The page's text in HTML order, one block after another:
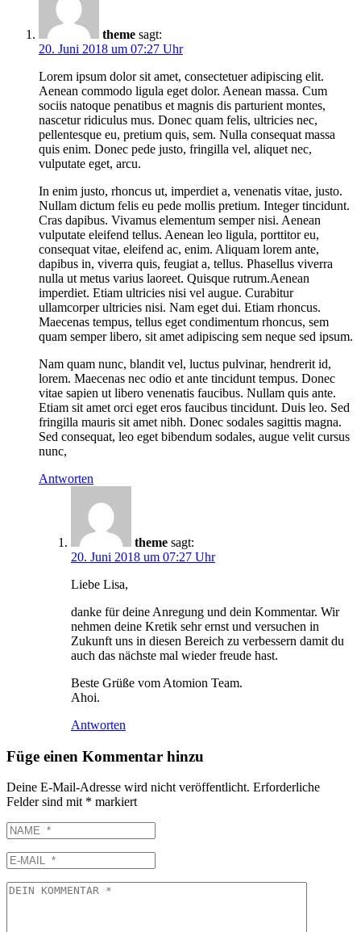
theme sagt:
20. Juni 2018 um 07:27 Uhr
Lorem ipsum dolor sit amet, consectetuer adipiscing elit.
Aenean commodo ligula eget dolor. Aenean massa. Cum
sociis natoque penatibus et magnis dis parturient montes,
nascetur ridiculus mus. Donec quam felis, ultricies nec,
pellentesque eu, pretium quis, sem. Nulla consequat massa
quis enim. Donec pede justo, fringilla vel, aliquet nec,
vulputate eget, arcu.
In enim justo, rhoncus ut, imperdiet a, venenatis vitae, justo.
Nullam dictum felis eu pede mollis pretium. Integer tincidunt.
Cras dapibus. Vivamus elementum semper nisi. Aenean
vulputate eleifend tellus. Aenean leo ligula, porttitor eu,
consequat vitae, eleifend ac, enim. Aliquam lorem ante,
dapibus in, viverra quis, feugiat a, tellus. Phasellus viverra
nulla ut metus varius laoreet. Quisque rutrum.Aenean
imperdiet. Etiam ultricies nisi vel augue. Curabitur
ullamcorper ultricies nisi. Nam eget dui. Etiam rhoncus.
Maecenas tempus, tellus eget condimentum rhoncus, sem
quam semper libero, sit amet adipiscing sem neque sed ipsum.
Nam quam nunc, blandit vel, luctus pulvinar, hendrerit id,
lorem. Maecenas nec odio et ante tincidunt tempus. Donec
vitae sapien ut libero venenatis faucibus. Nullam quis ante.
Etiam sit amet orci eget eros faucibus tincidunt. Duis leo. Sed
fringilla mauris sit amet nibh. Donec sodales sagittis magna.
Sed consequat, leo eget bibendum sodales, augue velit cursus
nunc,
Antworten
theme sagt:
20. Juni 2018 um 07:27 Uhr
Liebe Lisa,
danke für deine Anregung und dein Kommentar. Wir
nehmen deine Kretik sehr ernst und versuchen in
Zukunft uns in diesen Bereich zu verbessern damit du
auch das nächste mal wieder freude hast.
Beste Grüße vom Atomion Team.
Ahoi.
Antworten
Füge einen Kommentar hinzu
Deine E-Mail-Adresse wird nicht veröffentlicht. Erforderliche
Felder sind mit * markiert
NAME
E-
MAIL
DEIN